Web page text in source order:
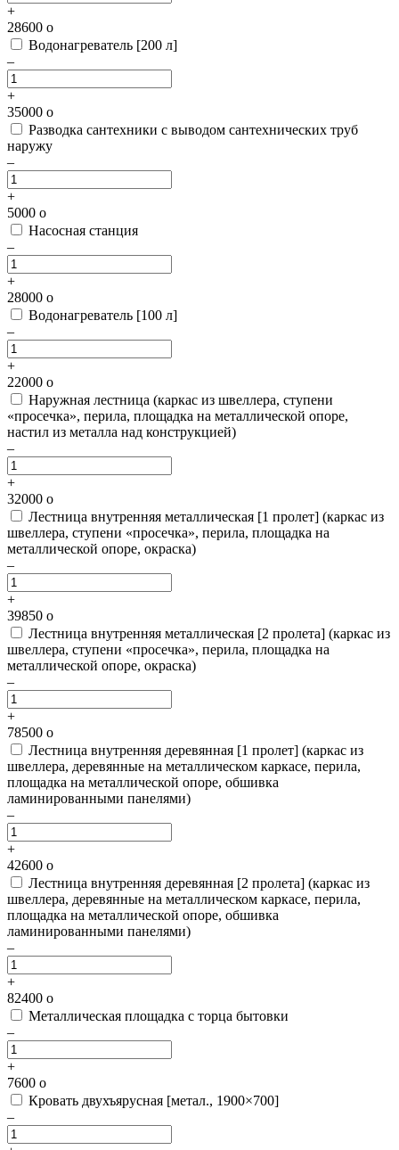
+
28600 o
Водонагреватель [200 л]
–
+
35000 o
Разводка сантехники с выводом сантехнических труб
наружу
–
+
5000 o
Насосная станция
–
+
28000 o
Водонагреватель [100 л]
–
+
22000 o
Наружная лестница (каркас из швеллера, ступени
«просечка», перила, площадка на металлической опоре,
настил из металла над конструкцией)
–
+
32000 o
Лестница внутренняя металлическая [1 пролет] (каркас из
швеллера, ступени «просечка», перила, площадка на
металлической опоре, окраска)
–
+
39850 o
Лестница внутренняя металлическая [2 пролета] (каркас из
швеллера, ступени «просечка», перила, площадка на
металлической опоре, окраска)
–
+
78500 o
Лестница внутренняя деревянная [1 пролет] (каркас из
швеллера, деревянные на металлическом каркасе, перила,
площадка на металлической опоре, обшивка
ламинированными панелями)
–
+
42600 o
Лестница внутренняя деревянная [2 пролета] (каркас из
швеллера, деревянные на металлическом каркасе, перила,
площадка на металлической опоре, обшивка
ламинированными панелями)
–
+
82400 o
Металлическая площадка с торца бытовки
–
+
7600 o
Кровать двухъярусная [метал., 1900×700]
–